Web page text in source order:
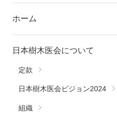
ホーム
日本樹木医会について
定款
日本樹木医会ビジョン2024
組織